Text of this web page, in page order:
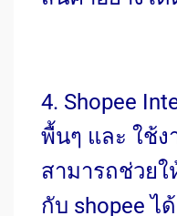
4. Shopee
พื้นๆ และ ใช้ง
สามารถช่วย
กับ shopee ไ